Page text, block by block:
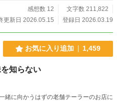
感想数 12
文字数 211,822
更新日 2026.05.15
登録日 2026.03.19
お気に入り追加 1,459
知らない
緒に向かうはずの老舗テーラーのお店に